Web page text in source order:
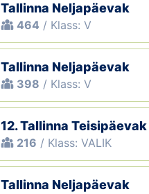
Tallinna Neljapäevak
464 / Klass: V
Tallinna Neljapäevak
398 / Klass: V
12. Tallinna Teisipäevak
216 / Klass: VALIK
Tallinna Neljapäevak